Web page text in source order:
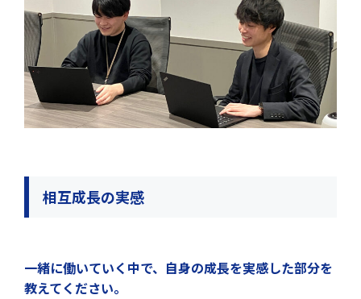
相互成長の実感
一緒に働いていく中で、自身の成長を実感した部分を
教えてください。